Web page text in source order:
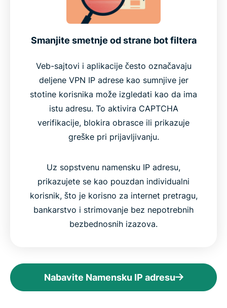
Smanjite smetnje od strane bot filtera
Veb-sajtovi i aplikacije često označavaju
deljene VPN IP adrese kao sumnjive jer
stotine korisnika može izgledati kao da ima
istu adresu. To aktivira CAPTCHA
verifikacije, blokira obrasce ili prikazuje
greške pri prijavljivanju.
Uz sopstvenu namensku IP adresu,
prikazujete se kao pouzdan individualni
korisnik, što je korisno za internet pretragu,
bankarstvo i strimovanje bez nepotrebnih
bezbednosnih izazova.
Nabavite Namensku IP adresu